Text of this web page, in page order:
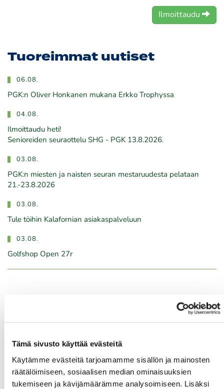
Tämä sivusto käyttää evästeitä
Käytämme evästeitä tarjoamamme sisällön ja mainosten
räätälöimiseen, sosiaalisen median ominaisuuksien
tukemiseen ja kävijämäärämme analysoimiseen. Lisäksi
Ilmoittaudu
Tuoreimmat uutiset
06.08.
PGK:n Oliver Honkanen mukana Erkko Trophyssa
04.08.
Ilmoittaudu heti!
​​​​​​​Senioreiden seuraottelu SHG - PGK 13.8.2026.
03.08.
PGK:n miesten ja naisten seuran mestaruudesta pelataan
21.-23.8.2026
03.08.
Tule töihin Kalafornian asiakaspalveluun
03.08.
Golfshop Open 27r
10.08.
Pariskuntagolf 5/7